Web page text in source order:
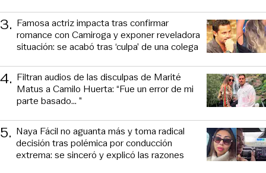
3. Famosa actriz impacta tras confirmar
romance con Camiroga y exponer reveladora
situación: se acabó tras ‘culpa’ de una colega
4. Filtran audios de las disculpas de Marité
Matus a Camilo Huerta: “Fue un error de mi
parte basado... ”
5. Naya Fácil no aguanta más y toma radical
decisión tras polémica por conducción
extrema: se sinceró y explicó las razones